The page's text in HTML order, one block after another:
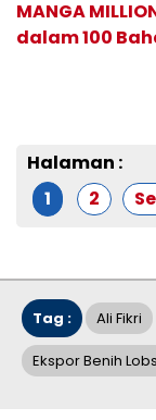
MANGA
dalam 100
Halaman :
1
2
Tag : Ali Fikri
Ekspor Benih